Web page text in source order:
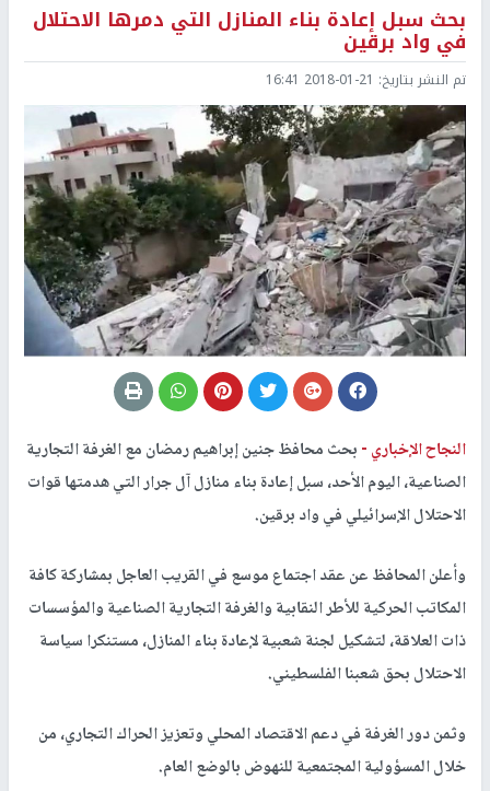
بحث سبل إعادة بناء المنازل التي دمرها الاحتلال
في واد برقين
تم النشر بتاريخ: 2018-01-21 16:41
النجاح الإخباري -بحث محافظ جنين إبراهيم رمضان مع الغرفة التجارية
الصناعية، اليوم الأحد، سبل إعادة بناء منازل آل جرار التي هدمتها قوات
الاحتلال الإسرائيلي في واد برقين.
وأعلن المحافظ عن عقد اجتماع موسع في القريب العاجل بمشاركة كافة
المكاتب الحركية للأطر النقابية والغرفة التجارية الصناعية والمؤسسات
ذات العلاقة، لتشكيل لجنة شعبية لإعادة بناء المنازل، مستنكرا سياسة
الاحتلال بحق شعبنا الفلسطيني.
وثمن دور الغرفة في دعم الاقتصاد المحلي وتعزيز الحراك التجاري، من
خلال المسؤولية المجتمعية للنهوض بالوضع العام.